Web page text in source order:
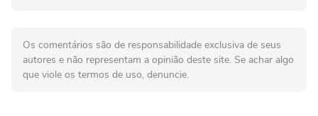
Os comentários são de responsabilidade exclusiva de seus
autores e não representam a opinião deste site. Se achar algo
que viole os termos de uso, denuncie.